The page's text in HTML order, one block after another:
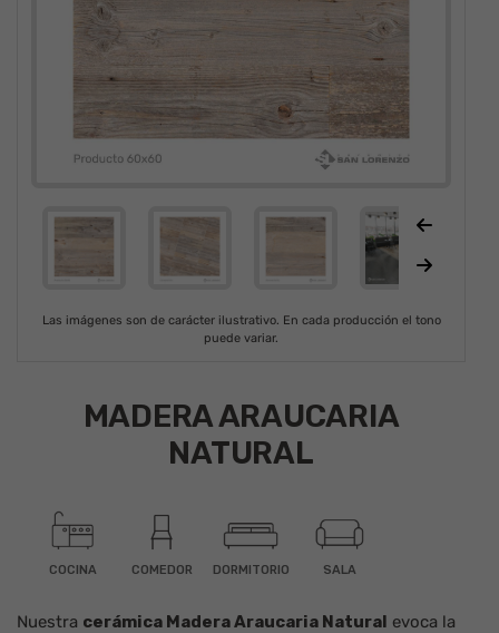
Las imágenes son de carácter ilustrativo. En cada producción el tono
puede variar.
MADERA ARAUCARIA
NATURAL
COCINA COMEDOR DORMITORIO SALA
Nuestra cerámica Madera Araucaria Natural evoca la